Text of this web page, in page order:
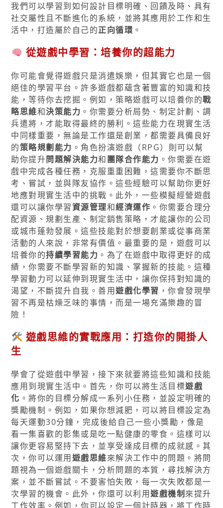
我們可以學習到如何設計目標明確、回饋及時、具有
社交屬性且不斷進化的系統，並將其應用於工作和生
活中，打造屬於自己的正向循環 。
從遊戲中學習：培養你的超能力
你可能會覺得遊戲只是消遣娛樂，但其實它也是一個
絕佳的學習平台。許多遊戲都蘊含著豐富的知識和技
能，等待你去挖掘。例如，策略遊戲可以培養你的戰
略思維和決策能力 。你需要分析局勢、制定計劃、調
兵遣將，才能取得最終的勝利。這些能力在現實生活
中同樣重要，無論是工作還是創業，都需要具備良好
的策略規劃能力 。角色扮演遊戲（RPG）則可以幫
助你提升問題解決能力和團隊合作能力 。你需要在遊
戲中完成各種任務，克服重重困難，這需要你不斷思
考、嘗試，並與隊友協作。這些經驗可以幫助你更好
地應對現實生活中的挑戰。此外，一些模擬經營遊戲
還可以讓你學習資源管理和經濟運作 。你需要合理分
配資源、規劃生產、制定銷售策略，才能讓你的公司
或城市蓬勃發展。這些技能對於想要創業或從事商業
活動的人來說，非常有價值。最重要的是，遊戲可以
培養你的持續學習能力 。為了在遊戲中取得更好的成
績，你需要不斷學習新的知識、掌握新的技能。這種
學習動力可以延伸到現實生活中，讓你保持對知識的
渴望，不斷提升自我。善用遊戲化學習 ，你會發現學
習不再是枯燥乏味的事情，而是一場充滿樂趣的冒
險！
遊戲思維的實戰應用：打造你的開掛人
生
學會了從遊戲中學習，接下來就要將這些知識和技能
應用到現實生活中。首先，你可以將生活目標遊戲
化 。將你的目標分解成一系列小任務，並設定明確的
獎勵機制。例如，如果你想減肥，可以將目標設定為
每天運動30分鐘，完成後給自己一些小獎勵，像是
看一集喜歡的影集或是吃一點健康的零食。這樣可以
讓你更容易堅持下去，並享受達成目標的成就感。其
次，你可以運用遊戲思維來解決工作中的問題。將問
題視為一個遊戲關卡，分析問題的本質，尋找解決方
案，並不斷嘗試。不要害怕失敗，每一次失敗都是一
次學習的機會。此外，你還可以利用遊戲機制 來提升
工作效率。例如，你可以設定一個計時器，將工作時